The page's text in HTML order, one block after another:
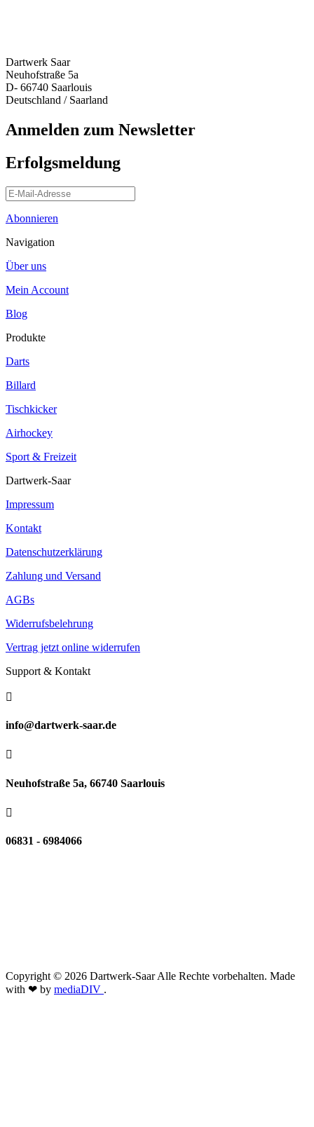
Dartwerk Saar
Neuhofstraße 5a
D- 66740 Saarlouis
Deutschland / Saarland
Anmelden zum Newsletter
Erfolgsmeldung
Abonnieren
Navigation
Über uns
Mein Account
Blog
Produkte
Darts
Billard
Tischkicker
Airhockey
Sport & Freizeit
Dartwerk-Saar
Impressum
Kontakt
Datenschutzerklärung
Zahlung und Versand
AGBs
Widerrufsbelehrung
Vertrag jetzt online widerrufen
Support & Kontakt

info@dartwerk-saar.de

Neuhofstraße 5a, 66740 Saarlouis

06831 - 6984066
Copyright © 2026 Dartwerk-Saar Alle Rechte vorbehalten. Made
with ❤ by mediaDIV .